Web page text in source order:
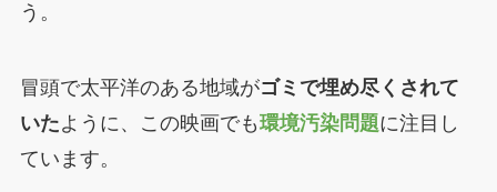
う。
冒頭で太平洋のある地域がゴミで埋め尽くされて
いたように、この映画でも環境汚染問題に注目し
ています。